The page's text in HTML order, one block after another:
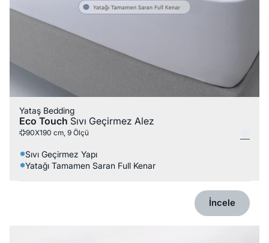
Yataş Bedding
Eco Touch Sıvı Geçirmez Alez
90X190 cm, 9 Ölçü
Sıvı Geçirmez Yapı
Yatağı Tamamen Saran Full Kenar
İncele